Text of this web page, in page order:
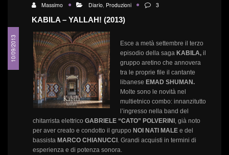
10/09/2013
Massimo Diario, Produzioni 3
KABILA – YALLAH! (2013)
Esce a metà settembre il terzo
episodio della saga KABILA, il
gruppo aretino che annovera
tra le proprie file il cantante
libanese EMAD SHUMAN.
Molte sono le novità nel
multietnico combo: innanzitutto
l’ingresso nella band del
chitarrista elettrico GABRIELE “CATO” POLVERINI, già noto
per aver creato e condotto il gruppo NOI NATI MALE e del
bassista MARCO CHIANUCCI. Grandi acquisti in termini di
esperienza e di potenza sonora.